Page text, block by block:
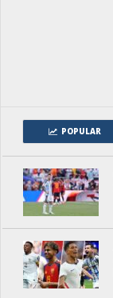
POPULAR